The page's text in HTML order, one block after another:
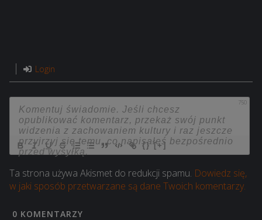
Login
750
{} [+]
Ta strona używa Akismet do redukcji spamu. Dowiedz się,
w jaki sposób przetwarzane są dane Twoich komentarzy.
0 KOMENTARZY